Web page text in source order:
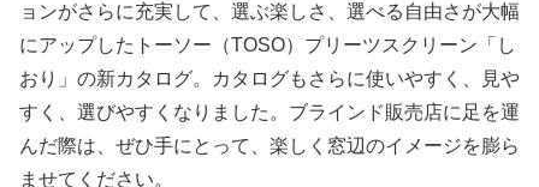
ョンがさらに充実して、選ぶ楽しさ、選べる自由さが大幅
にアップしたトーソー（TOSO）プリーツスクリーン「し
おり」の新カタログ。カタログもさらに使いやすく、見や
すく、選びやすくなりました。ブラインド販売店に足を運
んだ際は、ぜひ手にとって、楽しく窓辺のイメージを膨ら
ませてください。